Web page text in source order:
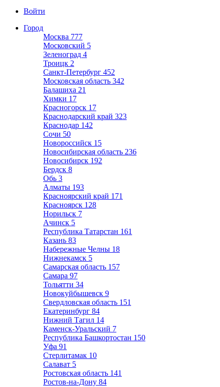
Войти
Город
Москва 777
Московский 5
Зеленоград 4
Троицк 2
Санкт-Петербург 452
Московская область 342
Балашиха 21
Химки 17
Красногорск 17
Краснодарский край 323
Краснодар 142
Сочи 50
Новороссийск 15
Новосибирская область 236
Новосибирск 192
Бердск 8
Обь 3
Алматы 193
Красноярский край 171
Красноярск 128
Норильск 7
Ачинск 5
Республика Татарстан 161
Казань 83
Набережные Челны 18
Нижнекамск 5
Самарская область 157
Самара 97
Тольятти 34
Новокуйбышевск 9
Свердловская область 151
Екатеринбург 84
Нижний Тагил 14
Каменск-Уральский 7
Республика Башкортостан 150
Уфа 91
Стерлитамак 10
Салават 5
Ростовская область 141
Ростов-на-Дону 84